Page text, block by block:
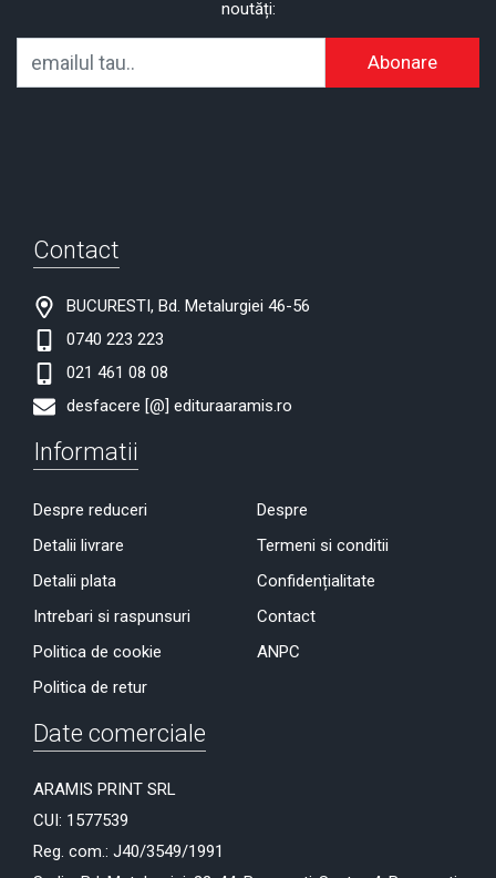
noutăți:
Abonare
Contact
BUCURESTI, Bd. Metalurgiei 46-56
0740 223 223
021 461 08 08
desfacere [@] edituraaramis.ro
Informatii
Despre reduceri
Detalii livrare
Detalii plata
Intrebari si raspunsuri
Politica de cookie
Politica de retur
Despre
Termeni si conditii
Confidențialitate
Contact
ANPC
Date comerciale
ARAMIS PRINT SRL
CUI: 1577539
Reg. com.: J40/3549/1991